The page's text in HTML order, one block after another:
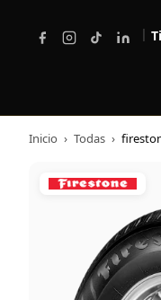
|
Inicio › Todas ›